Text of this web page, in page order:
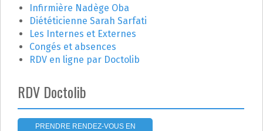
o
n
d
e
l
r
:
Infirmière Nadège Oba
Diététicienne Sarah Sarfati
Les Internes et Externes
Congés et absences
RDV en ligne par Doctolib
RDV Doctolib
PRENDRE RENDEZ-VOUS EN